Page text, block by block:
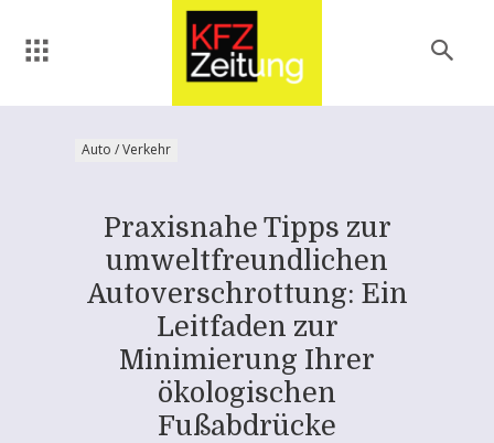
Auto / Verkehr
Praxisnahe Tipps zur
umweltfreundlichen
Autoverschrottung: Ein
Leitfaden zur
Minimierung Ihrer
ökologischen
Fußabdrücke